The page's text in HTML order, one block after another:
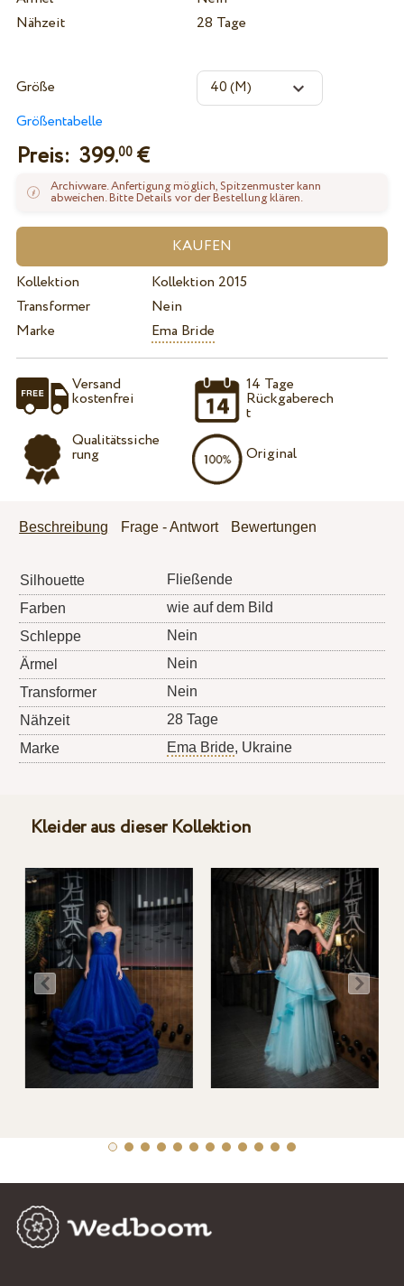
Nähzeit
28 Tage
Größe
Größentabelle
Preis: 399.00€
Archivware. Anfertigung möglich, Spitzenmuster kann
abweichen. Bitte Details vor der Bestellung klären.
Kollektion
Kollektion 2015
Transformer
Nein
Marke
Ema Bride
Versand
kostenfrei
Qualitätssiche
rung
14 Tage
Rückgaberech
t
Original
Beschreibung Frage - Antwort Bewertungen
Silhouette
Fließende
Farben
wie auf dem Bild
Schleppe
Nein
Ärmel
Nein
Transformer
Nein
Nähzeit
28 Tage
Marke
Ema Bride, Ukraine
Kleider aus dieser Kollektion